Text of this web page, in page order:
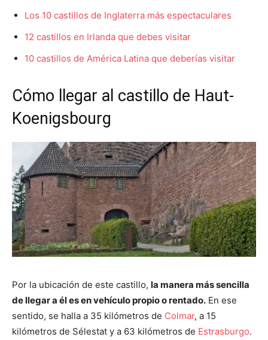
Los 10 castillos de Inglaterra más espectaculares
12 castillos en Irlanda que debes visitar
10 castillos de América Latina que deberías visitar
Cómo llegar al castillo de Haut-
Koenigsbourg
Por la ubicación de este castillo, la manera más sencilla
de llegar a él es en vehículo propio o rentado. En ese
sentido, se halla a 35 kilómetros de Colmar, a 15
kilómetros de Sélestat y a 63 kilómetros de Estrasburgo.